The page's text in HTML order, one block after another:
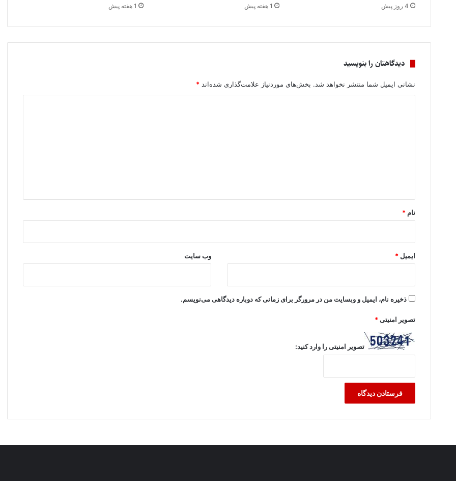
4 روز پیش 1 هفته پیش 1 هفته پیش
دیدگاهتان را بنویسید
نشانی ایمیل شما منتشر نخواهد شد. بخش‌های موردنیاز علامت‌گذاری شده‌اند *
نام *
ایمیل * وب‌ سایت
ذخیره نام، ایمیل و وبسایت من در مرورگر برای زمانی که دوباره دیدگاهی می‌نویسم.
تصویر امنیتی*
تصویر امنیتی را وارد کنید: